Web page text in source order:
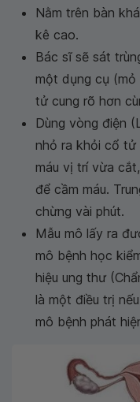
Nằm trên bàn
kê cao.
Bác sĩ sẽ sát
một dụng cụ
tử cung rõ hơn
Dùng vòng điện
nhỏ ra khỏi cổ tử
máu vị trí vừa
để cầm máu.
chừng vài phút.
Mẫu mô lấy ra
mô bệnh học
hiệu ung thư
là một điều trị
mô bệnh phát